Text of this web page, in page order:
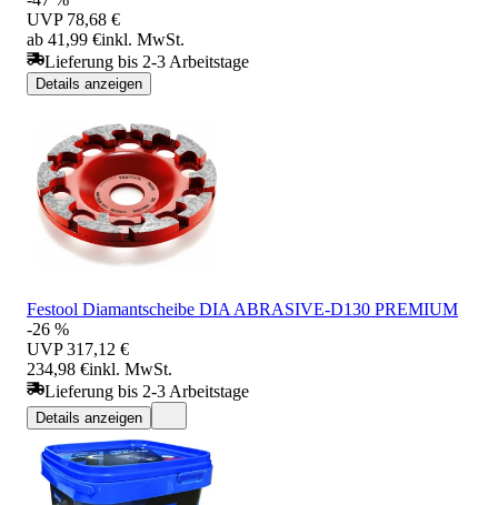
UVP 78,68 €
ab 41,99 €inkl. MwSt.
Lieferung bis 2-3 Arbeitstage
Details anzeigen
Festool Diamantscheibe DIA ABRASIVE-D130 PREMIUM
-26 %
UVP 317,12 €
234,98 €inkl. MwSt.
Lieferung bis 2-3 Arbeitstage
Details anzeigen